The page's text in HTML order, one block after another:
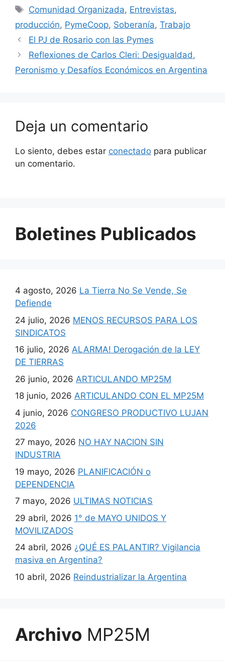
Comunidad Organizada, Entrevistas,
producción, PymeCoop, Soberanía, Trabajo
El PJ de Rosario con las Pymes
Reflexiones de Carlos Cleri: Desigualdad,
Peronismo y Desafíos Económicos en Argentina
Deja un comentario
Lo siento, debes estar conectado para publicar
un comentario.
Boletines Publicados
4 agosto, 2026 La Tierra No Se Vende, Se
Defiende
24 julio, 2026 MENOS RECURSOS PARA LOS
SINDICATOS
16 julio, 2026 ALARMA! Derogación de la LEY
DE TIERRAS
26 junio, 2026 ARTICULANDO MP25M
18 junio, 2026 ARTICULANDO CON EL MP25M
4 junio, 2026 CONGRESO PRODUCTIVO LUJAN
2026
27 mayo, 2026 NO HAY NACION SIN
INDUSTRIA
19 mayo, 2026 PLANIFICACIÓN o
DEPENDENCIA
7 mayo, 2026 ULTIMAS NOTICIAS
29 abril, 2026 1° de MAYO UNIDOS Y
MOVILIZADOS
24 abril, 2026 ¿QUÉ ES PALANTIR? Vigilancia
masiva en Argentina?
10 abril, 2026 Reindustrializar la Argentina
Archivo MP25M